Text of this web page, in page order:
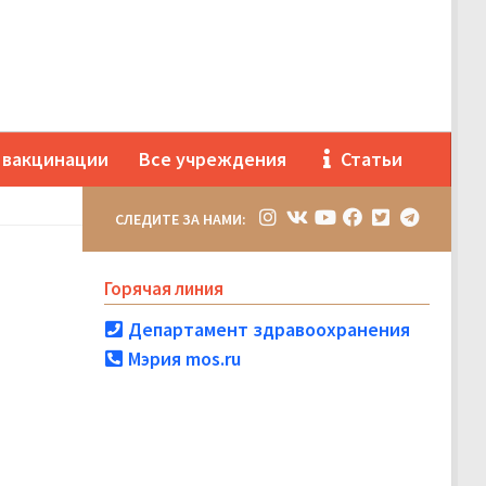
вакцинации Все учреждения Статьи
СЛЕДИТЕ ЗА НАМИ:
Горячая линия
Департамент здравоохранения
Мэрия mos.ru